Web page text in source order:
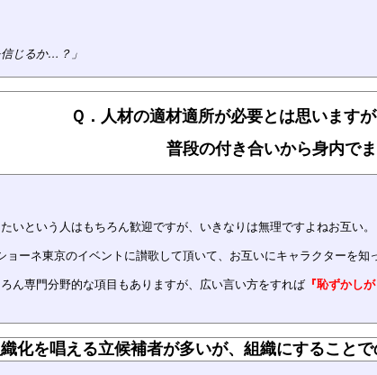
信じるか…？」
Ｑ．人材の適材適所が必要とは思います
普段の付き合いから身内で
いという人はもちろん歓迎ですが、いきなりは無理ですよねお互い。
ョーネ東京のイベントに讃歌して頂いて、お互いにキャラクターを知
ん専門分野的な項目もありますが、広い言い方をすれば 『恥ずかし
織化を唱える立候補者が多いが、組織にすること